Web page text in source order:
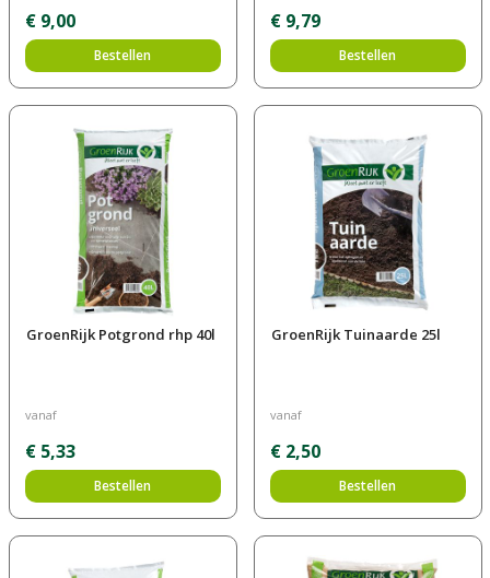
€ 9,00
Bestellen
€ 9,79
Bestellen
GroenRijk Potgrond rhp 40l
vanaf
€ 5,33
Bestellen
GroenRijk Tuinaarde 25l
vanaf
€ 2,50
Bestellen